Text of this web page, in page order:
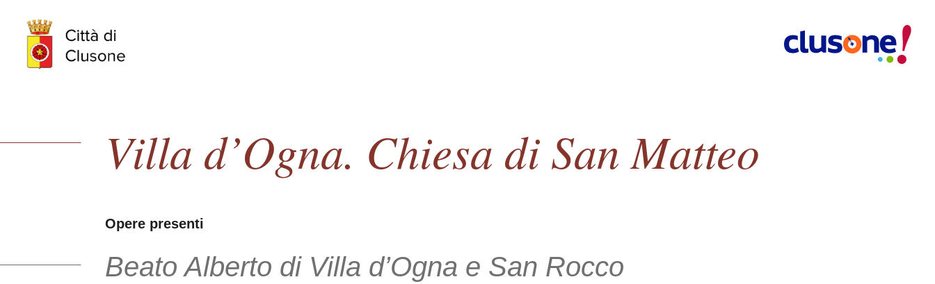
Villa d’Ogna. Chiesa di San Matteo
Opere presenti
Beato Alberto di Villa d’Ogna e San Rocco